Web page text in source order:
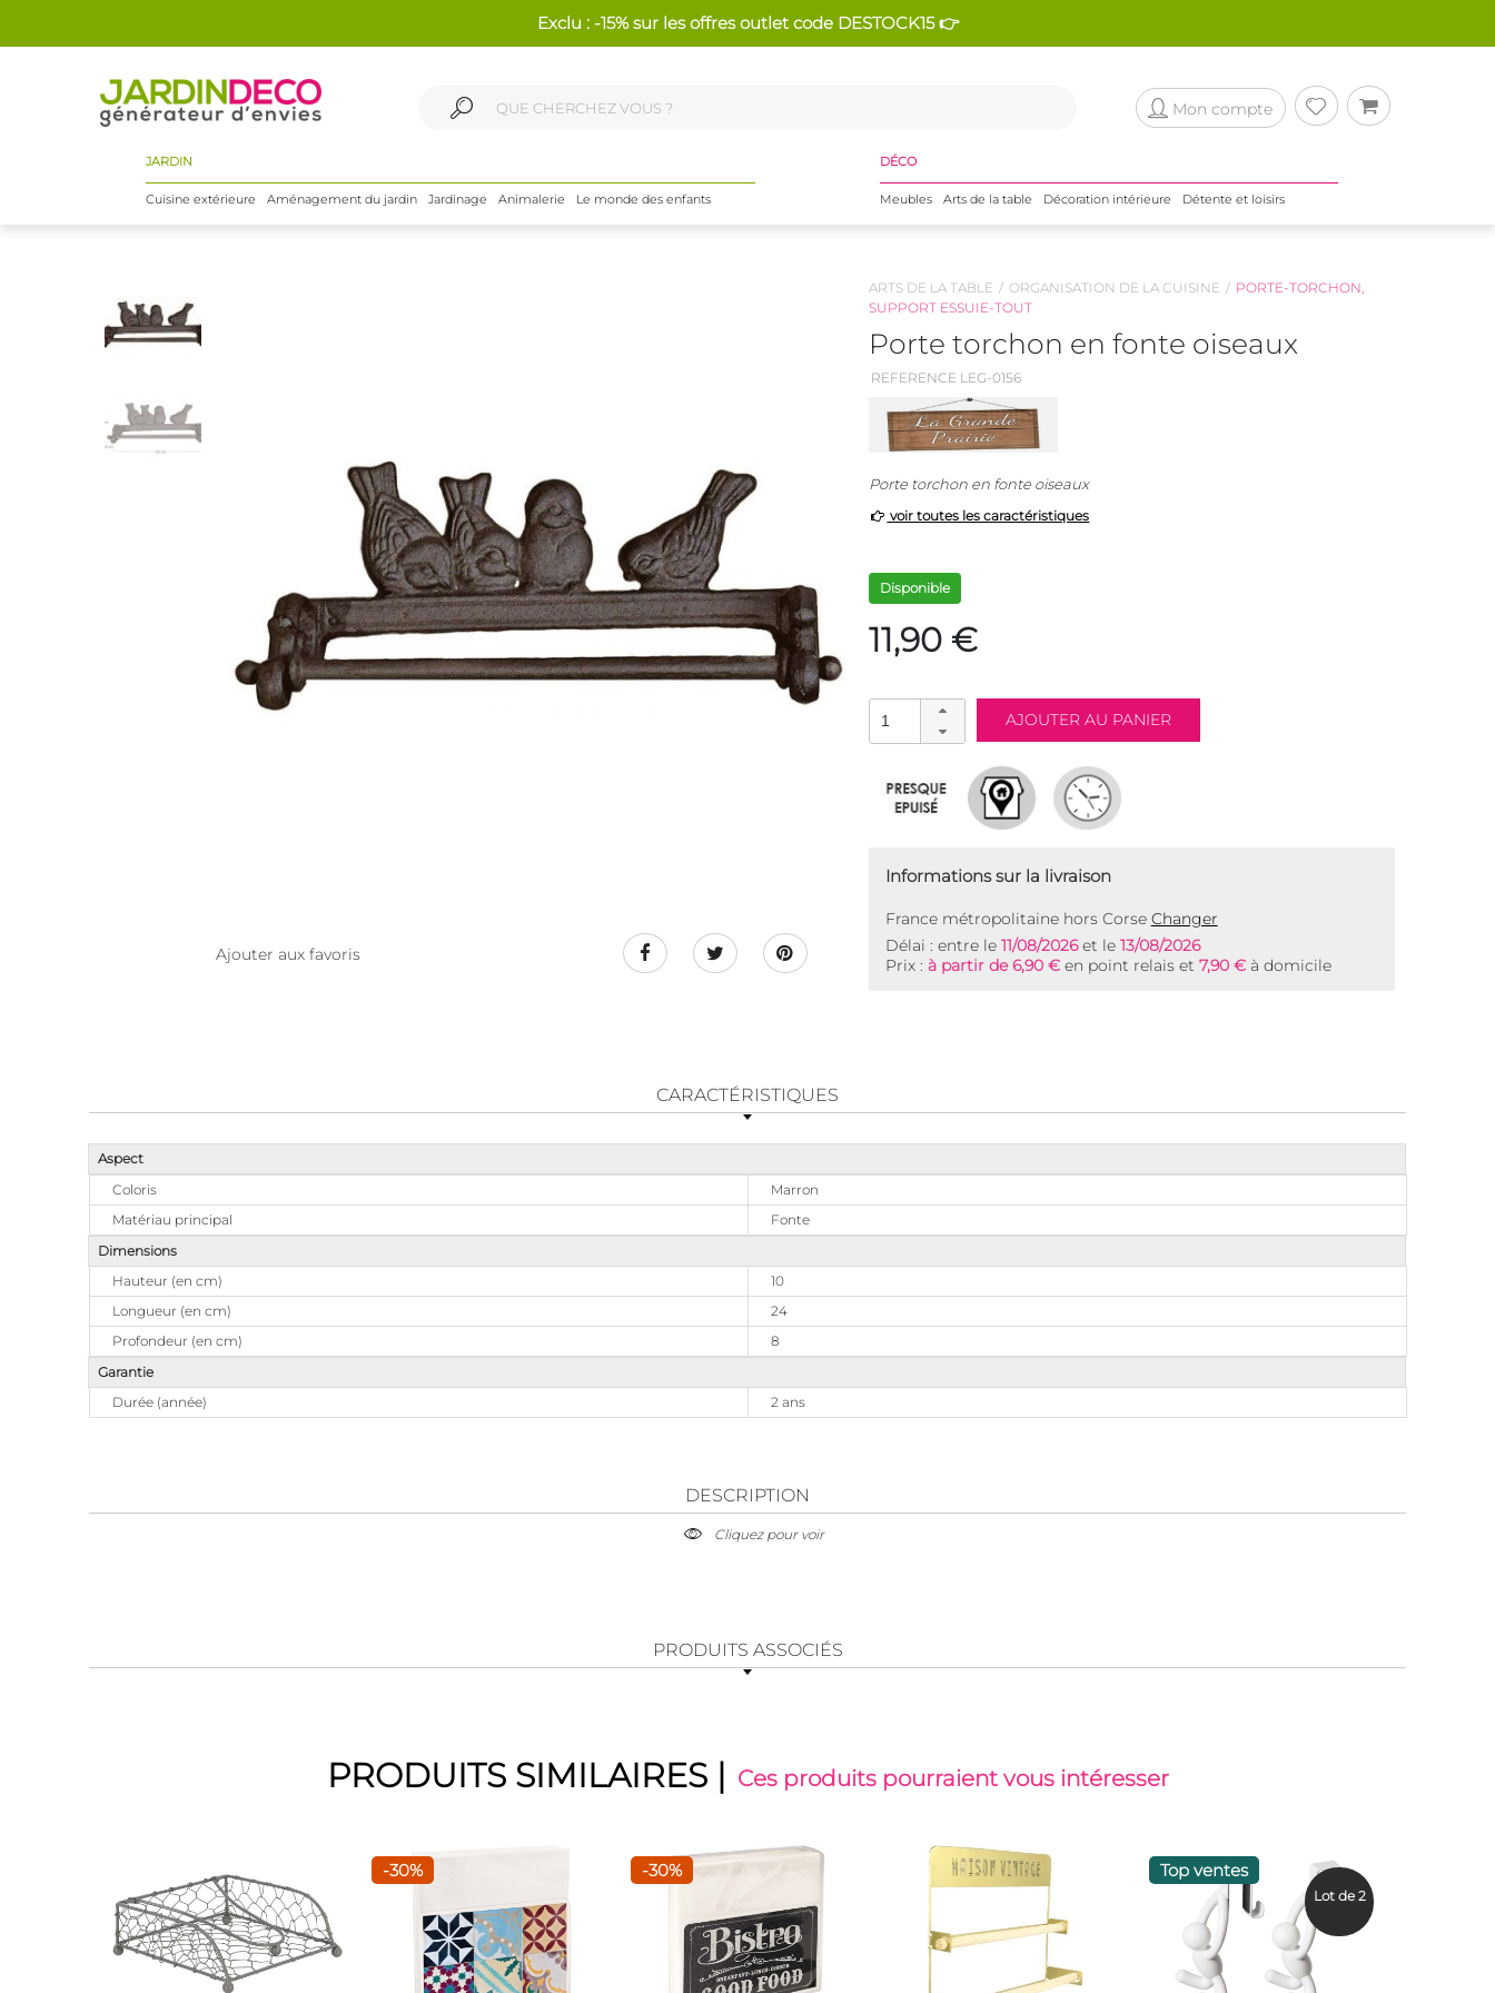
Exclu : -15% sur les offres outlet code DESTOCK15 👉
Mon compte
JARDIN
Cuisine extérieure Aménagement du jardin Jardinage Animalerie Le monde des enfants
DÉCO
Meubles Arts de la table Décoration intérieure Détente et loisirs
Ajouter aux favoris
ARTS DE LA TABLE ORGANISATION DE LA CUISINE
PORTE-TORCHON,
SUPPORT ESSUIE-TOUT
Porte torchon en fonte oiseaux
REFERENCE LEG-0156
Porte torchon en fonte oiseaux
voir toutes les caractéristiques
Disponible
11,90 €
Informations sur la livraison
France métropolitaine hors Corse Changer
Délai : entre le 11/08/2026et le 13/08/2026
Prix : à partir de 6,90 € en point relais et 7,90 €à domicile
CARACTÉRISTIQUES
Aspect
Coloris
Marron
Matériau principal
Fonte
Dimensions
Hauteur (en cm)
10
Longueur (en cm)
24
Profondeur (en cm)
8
Garantie
Durée (année)
2 ans
DESCRIPTION
Cliquez pour voir
PRODUITS ASSOCIÉS
PRODUITS SIMILAIRES | Ces produits pourraient vous intéresser
-30% -30% Top ventes
Lot de 2